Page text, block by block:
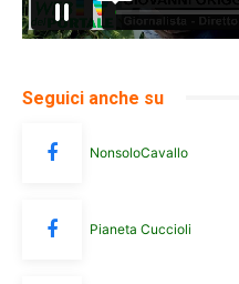
Seguici anche su
NonsoloCavallo
Pianeta Cuccioli